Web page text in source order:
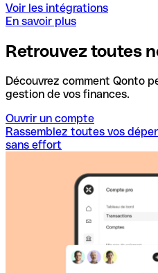
Voir les intégrations
En savoir plus
Retrouvez toutes
Découvrez comment Qonto
gestion de vos finances.
Ouvrir un compte
Rassemblez toutes vos
sans effort